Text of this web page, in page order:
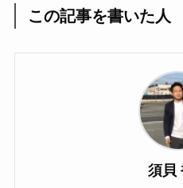
この記事を書いた人
須貝